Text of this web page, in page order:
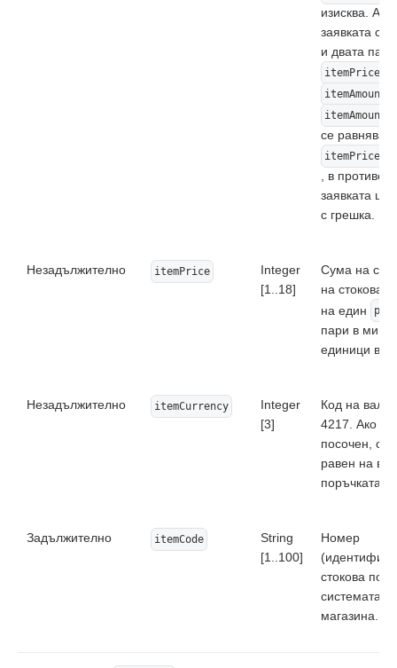
изисква. Ако
заявката се
и двата
itemPrice
itemAmount
itemAmount
се равнява
itemPrice
, в
заявката
с грешка.
Незадължително itemPrice
Integer
[1..18]
Сума на
на
на един
пари в
единици
Незадължително itemCurrency
Integer
[3]
Код на
4217. Ако не
посочен, се
равен на
поръчката.
Задължително itemCode
String
[1..100]
Номер
стокова
системата
магазина.